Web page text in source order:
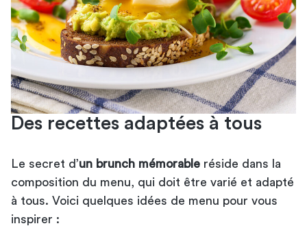
Des recettes adaptées à tous
Le secret d’un brunch mémorable réside dans la
composition du menu, qui doit être varié et adapté
à tous. Voici quelques idées de menu pour vous
inspirer :